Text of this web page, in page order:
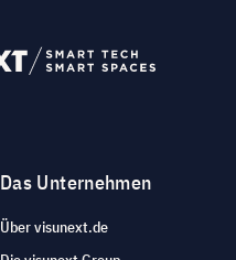
Das Unternehmen
Über visunext.de